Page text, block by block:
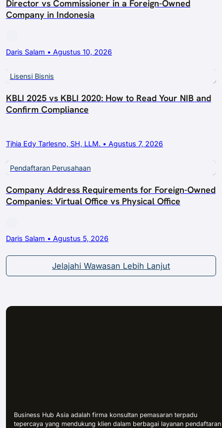
Director vs Commissioner in a Foreign-Owned
Company in Indonesia
Daris Salam • Agustus 10, 2026
Lisensi Bisnis
KBLI 2025 vs KBLI 2020: How to Read Your NIB and
Confirm Compliance
Tjhia Edy Tarlesno, SH, LLM. • Agustus 7, 2026
Pendaftaran Perusahaan
Company Address Requirements for Foreign-Owned
Companies: Virtual Office vs Physical Office
Daris Salam • Agustus 5, 2026
Jelajahi Wawasan Lebih Lanjut
Business Hub Asia adalah firma konsultan pemasaran terpadu
tepercaya yang mendukung klien dalam berbagai layanan pendaftaran